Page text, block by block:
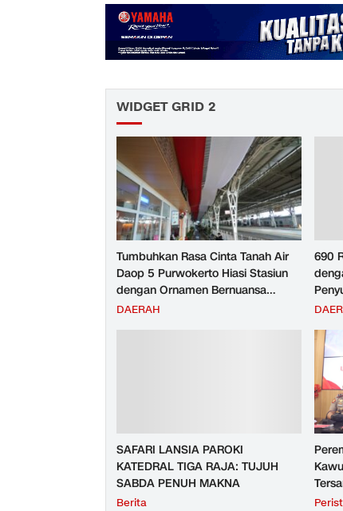
WIDGET GRID 2
Tumbuhkan Rasa Cinta Tanah Air
Daop 5 Purwokerto Hiasi Stasiun
dengan Ornamen Bernuansa
Merah Putih
DAERAH
690
SAFARI LANSIA PAROKI
KATEDRAL TIGA RAJA: TUJUH
SABDA PENUH MAKNA
Berita